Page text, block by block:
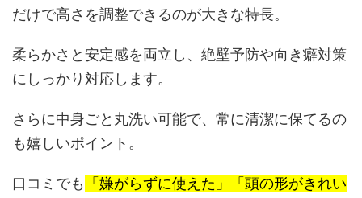
だけで高さを調整できるのが大きな特長。
柔らかさと安定感を両立し、絶壁予防や向き癖対策
にしっかり対応します。
さらに中身ごと丸洗い可能で、常に清潔に保てるの
も嬉しいポイント。
口コミでも
「嫌がらずに使えた」「頭の形がきれい